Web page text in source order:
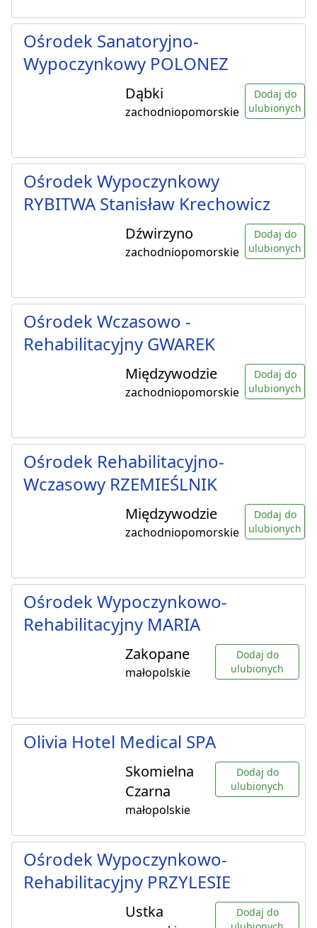
Ośrodek Sanatoryjno-
Wypoczynkowy POLONEZ
Dąbki
zachodniopomorskie
Dodaj do
ulubionych
Ośrodek Wypoczynkowy
RYBITWA Stanisław Krechowicz
Dźwirzyno
zachodniopomorskie
Dodaj do
ulubionych
Ośrodek Wczasowo -
Rehabilitacyjny GWAREK
Międzywodzie
zachodniopomorskie
Dodaj do
ulubionych
Ośrodek Rehabilitacyjno-
Wczasowy RZEMIEŚLNIK
Międzywodzie
zachodniopomorskie
Dodaj do
ulubionych
Ośrodek Wypoczynkowo-
Rehabilitacyjny MARIA
Zakopane
małopolskie
Dodaj do
ulubionych
Olivia Hotel Medical SPA
Skomielna
Czarna
małopolskie
Dodaj do
ulubionych
Ośrodek Wypoczynkowo-
Rehabilitacyjny PRZYLESIE
Ustka
Dodaj do